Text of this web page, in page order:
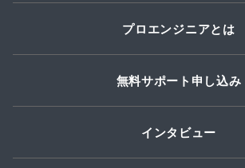
プロエンジニアとは
無料サポート申し込み
インタビュー